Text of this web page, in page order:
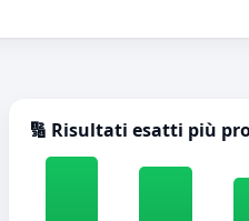
🔢 Risultati esatti più